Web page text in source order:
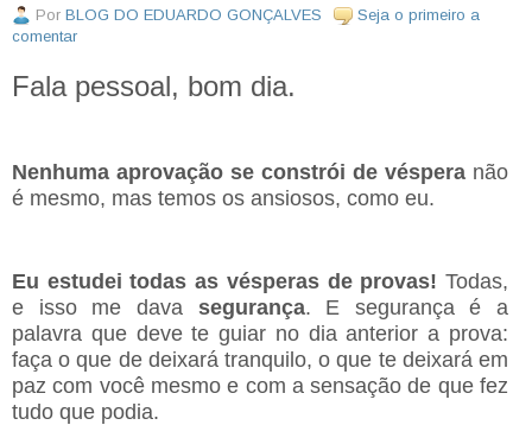
Por BLOG DO EDUARDO GONÇALVES
Seja o primeiro a
comentar
Fala pessoal, bom dia.
Nenhuma aprovação se constrói de véspera não
é mesmo, mas temos os ansiosos, como eu.
Eu estudei todas as vésperas de provas! Todas,
e isso me dava segurança. E segurança é a
palavra que deve te guiar no dia anterior a prova:
faça o que de deixará tranquilo, o que te deixará em
paz com você mesmo e com a sensação de que fez
tudo que podia.